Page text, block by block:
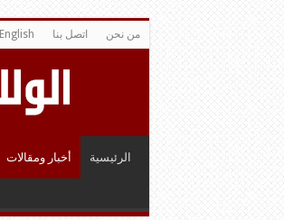
من نحن اتصل بنا English
الرئيسية أخبار ومقالات